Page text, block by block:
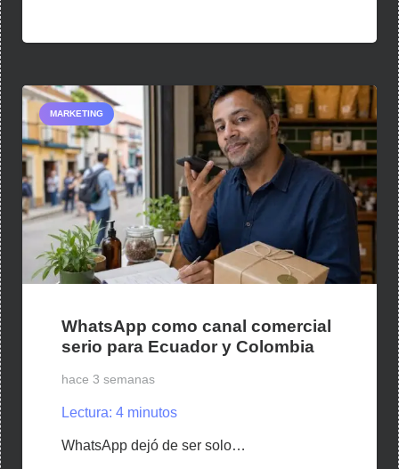
MARKETING
WhatsApp como canal comercial
serio para Ecuador y Colombia
hace 3 semanas
Lectura: 4 minutos
WhatsApp dejó de ser solo…